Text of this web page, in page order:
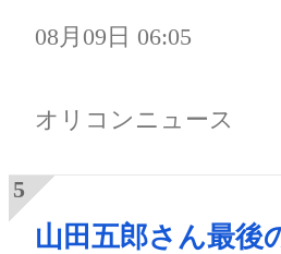
08月09日 06:05
オリコンニュース
山田五郎さん最後